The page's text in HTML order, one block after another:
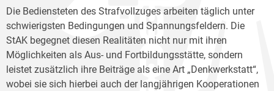
Die Bediensteten des Strafvollzuges arbeiten täglich unter
schwierigsten Bedingungen und Spannungsfeldern. Die
StAK begegnet diesen Realitäten nicht nur mit ihren
Möglichkeiten als Aus- und Fortbildungsstätte, sondern
leistet zusätzlich ihre Beiträge als eine Art „Denkwerkstatt“,
wobei sie sich hierbei auch der langjährigen Kooperationen